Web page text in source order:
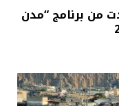
من برنامج “مدن